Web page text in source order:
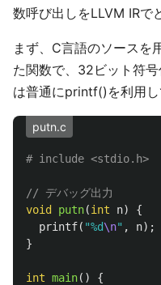
数呼び出しをLLVM IRで
まず、C言語のソースを
た関数で、32ビット符
は普通にprintf()を利用し
putn.c
// デバッグ出力
void
putn(int n)
{
printf( "%d\n" , n);
}
int main()
{